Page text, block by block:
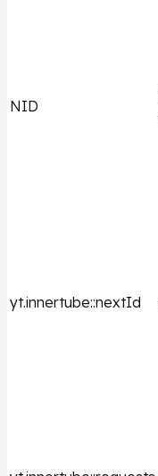
NID
yt.innertube::nextId